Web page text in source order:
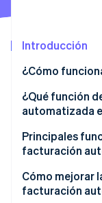
Descubre
Introducción
¿Cómo
¿Qué función
automatizada
Principales
facturación
Cómo mejorar
facturación